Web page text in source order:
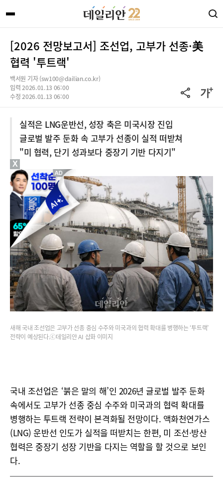
[2026 전망보고서] 조선업, 고부가 선종·美
협력 '투트랙'
백서원 기자 (sw100@dailian.co.kr)
입력 2026.01.13 06:00
수정 2026.01.13 06:00
실적은 LNG운반선, 성장 축은 미국시장 진입
글로벌 발주 둔화 속 고부가 선종이 실적 떠받쳐
"미 협력, 단기 성과보다 중장기 기반 다지기"
새해 국내 조선업은 고부가 선종 중심 수주와 미국과의 협력 확대를 병행하는 ‘투트랙’
전략이 예상된다.ⓒ데일리안 AI 삽화 이미지
국내 조선업은 ‘붉은 말의 해’인 2026년 글로벌 발주 둔화
속에서도 고부가 선종 중심 수주와 미국과의 협력 확대를
병행하는 투트랙 전략이 본격화될 전망이다. 액화천연가스
(LNG) 운반선 인도가 실적을 떠받치는 한편, 미 조선·방산
협력은 중장기 성장 기반을 다지는 역할을 할 것으로 보인
다.
X